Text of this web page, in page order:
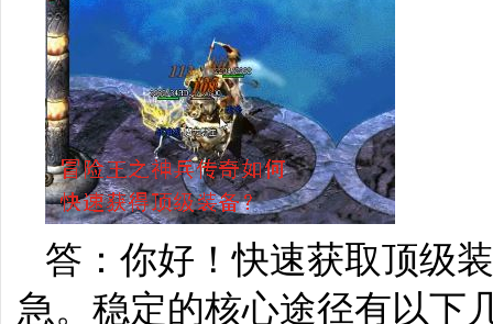
答：你好！快速获取顶级
急。稳定的核心途径有以下